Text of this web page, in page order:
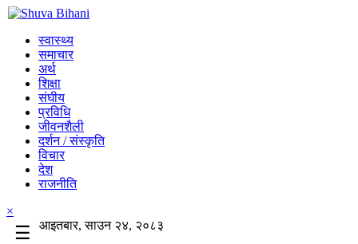
स्वास्थ्य
समाचार
अर्थ
शिक्षा
संघीय
प्रविधि
जीवनशैली
दर्शन / संस्कृति
विचार
देश
राजनीति
×
☰
आइतबार, साउन २४, २०८३